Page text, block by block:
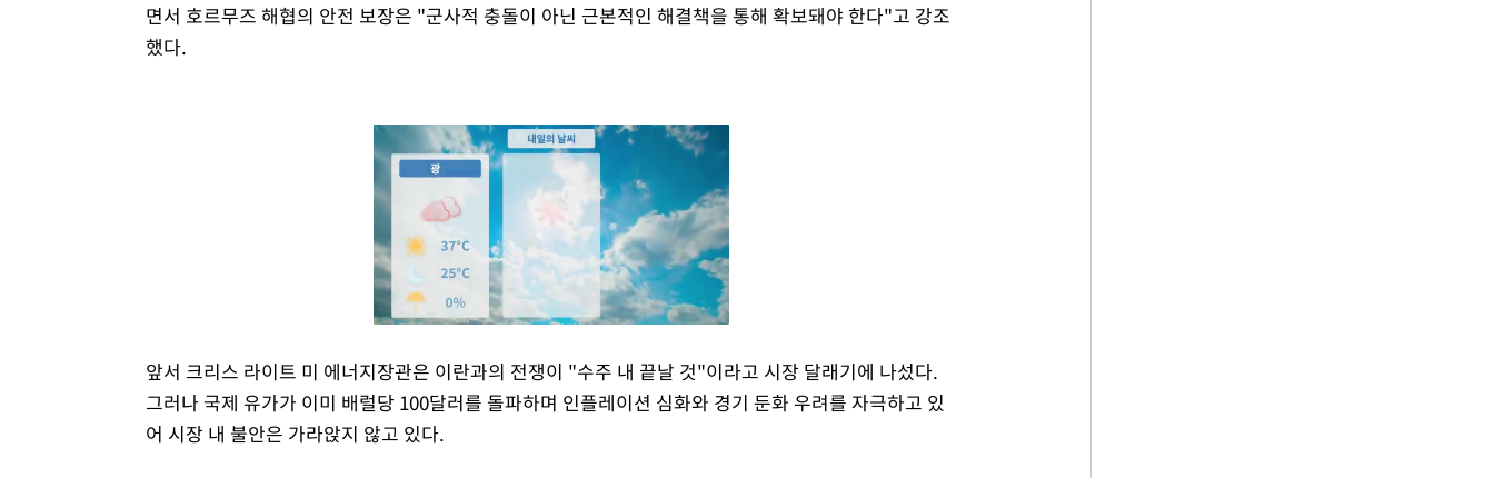
면서 호르무즈 해협의 안전 보장은 "군사적 충돌이 아닌 근본적인 해결책을 통해 확보돼야 한다"고 강조
했다.
Mute
앞서 크리스 라이트 미 에너지장관은 이란과의 전쟁이 "수주 내 끝날 것"이라고 시장 달래기에 나섰다.
그러나 국제 유가가 이미 배럴당 100달러를 돌파하며 인플레이션 심화와 경기 둔화 우려를 자극하고 있
어 시장 내 불안은 가라앉지 않고 있다.